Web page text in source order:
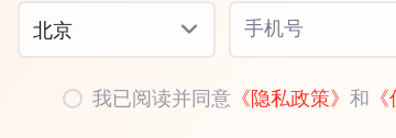
北京 手机号
我已阅读并同意 《隐私政策》和